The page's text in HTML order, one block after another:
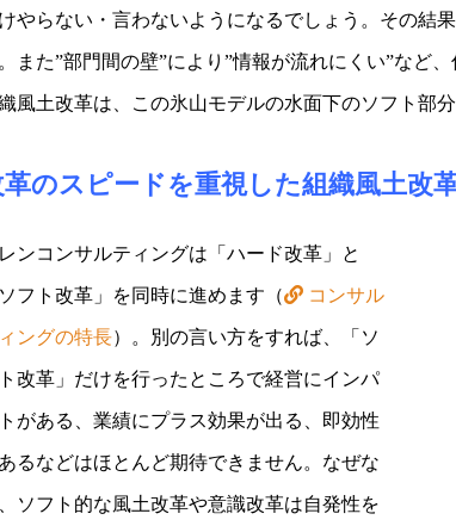
やらない・言わないようになるでしょう。その結
また”部門間の壁”により”情報が流れにくい”など
風土改革は、この氷山モデルの水面下のソフト部
のスピードを重視した組織風土改
ンコンサルティングは「ハード改革」と
フト改革」を同時に進めます（ コンサル
ングの特長）。別の言い方をすれば、「ソ
改革」だけを行ったところで経営にインパ
がある、業績にプラス効果が出る、即効性
るなどはほとんど期待できません。なぜな
ソフト的な風土改革や意識改革は自発性を